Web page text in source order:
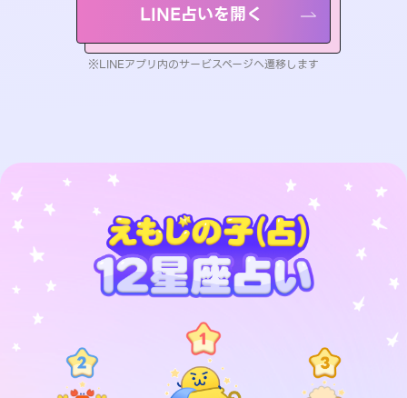
LINE占いを開く
※LINEアプリ内のサービスページへ遷移します